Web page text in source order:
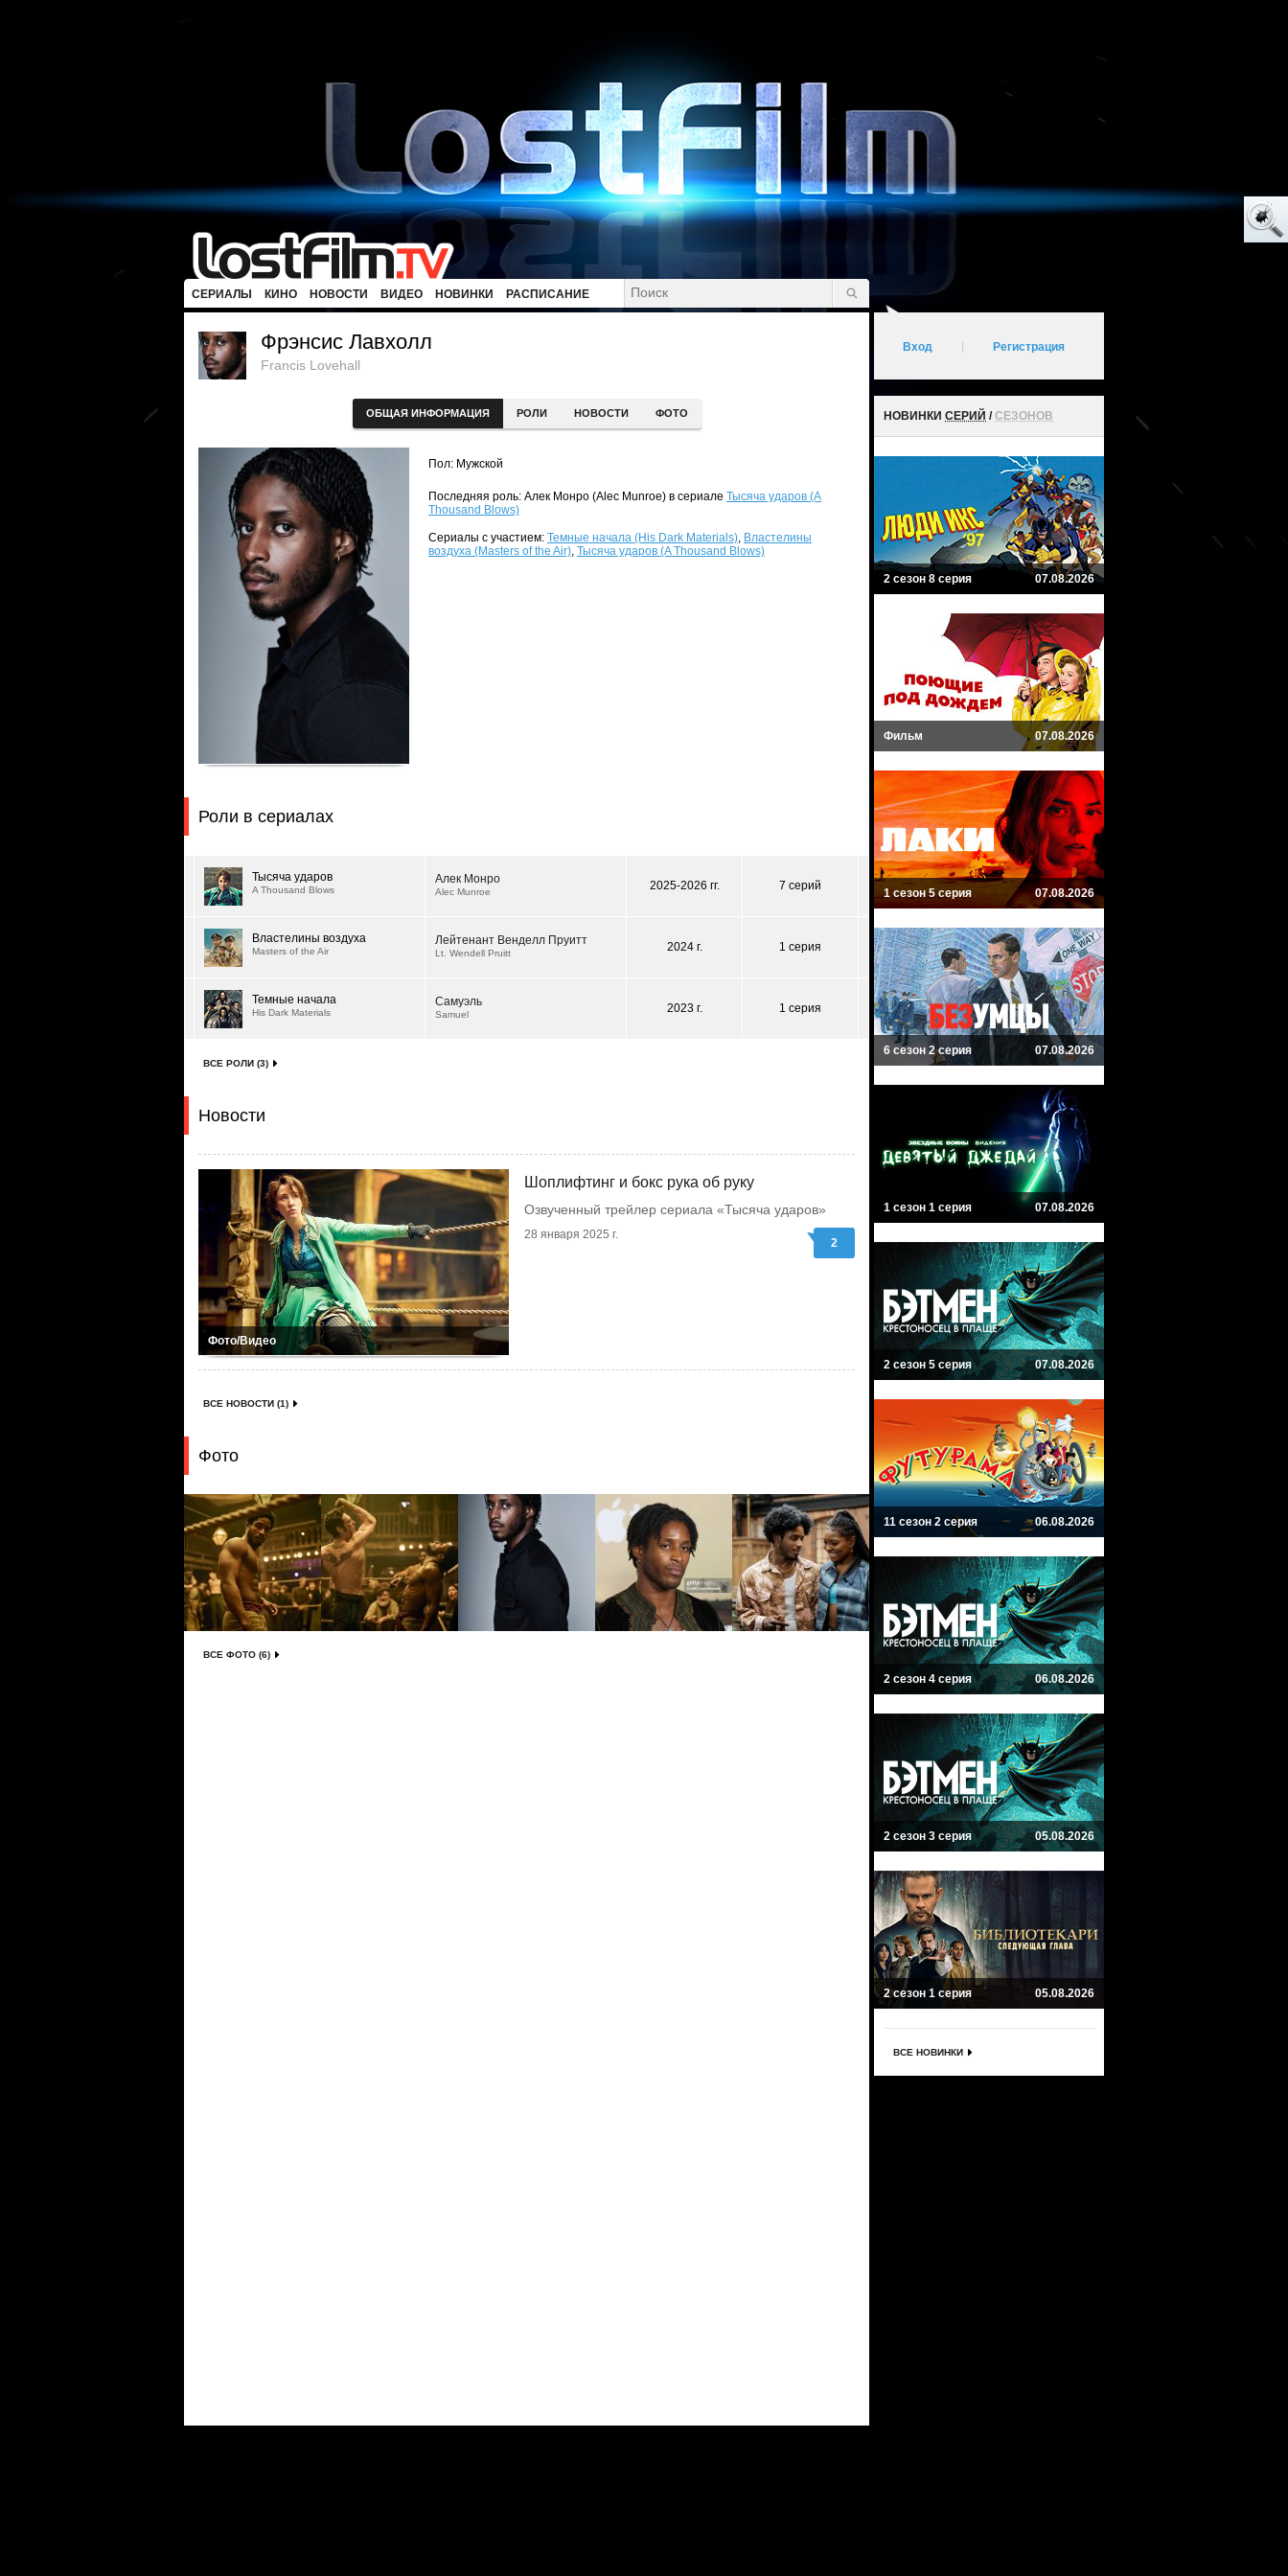
СЕРИАЛЫ КИНО НОВОСТИ ВИДЕО НОВИНКИ РАСПИСАНИЕ
Фрэнсис Лавхолл
Francis Lovehall
ОБЩАЯ ИНФОРМАЦИЯ РОЛИ НОВОСТИ ФОТО
Пол: Мужской
Последняя роль: Алек Монро (Alec Munroe) в сериале Тысяча ударов (A
Thousand Blows)
Сериалы с участием: Темные начала (His Dark Materials), Властелины
воздуха (Masters of the Air), Тысяча ударов (A Thousand Blows)
Роли в сериалах
Тысяча ударов
A Thousand Blows
Алек Монро
Alec Munroe 2025-2026 гг. 7 серий
Властелины воздуха
Masters of the Air
Лейтенант Венделл Пруитт
Lt. Wendell Pruitt 2024 г. 1 серия
Темные начала
His Dark Materials
Самуэль
Samuel 2023 г. 1 серия
ВСЕ РОЛИ (3)
Новости
Фото/Видео
Шоплифтинг и бокс рука об руку
Озвученный трейлер сериала «Тысяча ударов»
28 января 2025 г.
2
ВСЕ НОВОСТИ (1)
Фото
ВСЕ ФОТО (6)
Вход Регистрация
НОВИНКИ СЕРИЙ /СЕЗОНОВ
2 сезон 8 серия 07.08.2026
Фильм 07.08.2026
1 сезон 5 серия 07.08.2026
6 сезон 2 серия 07.08.2026
1 сезон 1 серия 07.08.2026
2 сезон 5 серия 07.08.2026
11 сезон 2 серия 06.08.2026
2 сезон 4 серия 06.08.2026
2 сезон 3 серия 05.08.2026
2 сезон 1 серия 05.08.2026
ВСЕ НОВИНКИ